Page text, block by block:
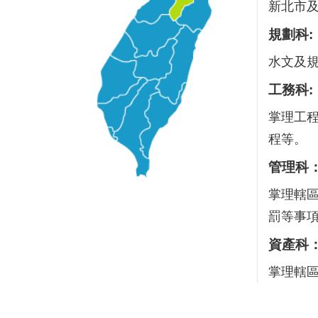
新北市
規劃科:
水文及
工務科:
掌理工
程等。
管理科
掌理轄
罰等事
資產科
掌理轄